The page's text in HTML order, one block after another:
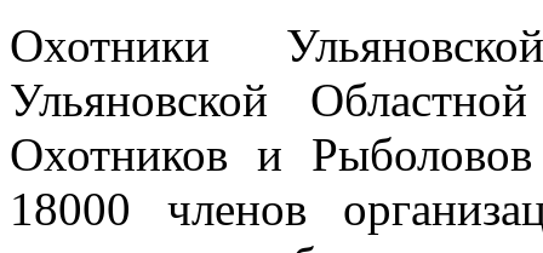
Охотники
Ульяновской
Охотников и
18000 членов